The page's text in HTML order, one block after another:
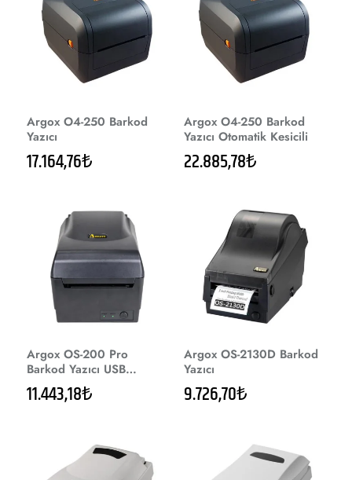
Argox O4-250 Barkod
Yazıcı
17.164,76₺
Argox O4-250 Barkod
Yazıcı Otomatik Kesicili
22.885,78₺
Argox OS-200 Pro
Barkod Yazıcı USB
Bağlantılı
11.443,18₺
Argox OS-2130D Barkod
Yazıcı
9.726,70₺